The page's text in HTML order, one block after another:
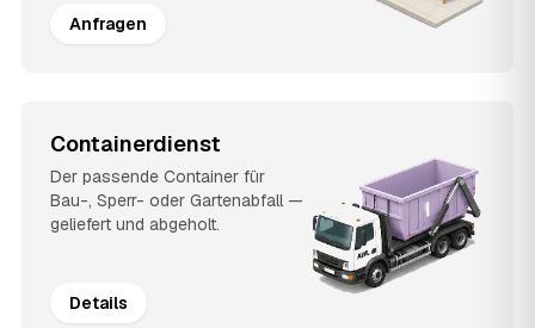
Anfragen
Containerdienst
Der passende Container für
Bau-, Sperr- oder Gartenabfall —
geliefert und abgeholt.
Details